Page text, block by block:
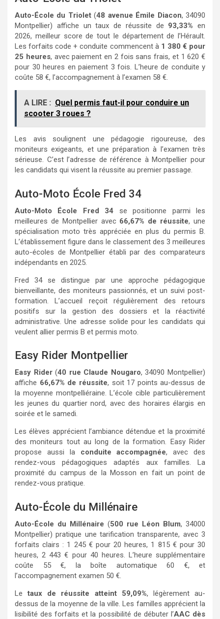
Auto-École du Triolet(48 avenue Émile Diacon, 34090
Montpellier) affiche un taux de réussite de 93,33% en
2026, meilleur score de tout le département de l’Hérault.
Les forfaits code + conduite commencent à 1 380 € pour
25 heures, avec paiement en 2 fois sans frais, et 1 620 €
pour 30 heures en paiement 3 fois. L’heure de conduite y
coûte 58 €, l’accompagnement à l’examen 58 €.
A LIRE : Quel permis faut-il pour conduire un
scooter 3 roues ?
Les avis soulignent une pédagogie rigoureuse, des
moniteurs exigeants, et une préparation à l’examen très
sérieuse. C’est l’adresse de référence à Montpellier pour
les candidats qui visent la réussite au premier passage.
Auto-Moto École Fred 34
Auto-Moto École Fred 34 se positionne parmi les
meilleures de Montpellier avec 66,67% de réussite, une
spécialisation moto très appréciée en plus du permis B.
L’établissement figure dans le classement des 3 meilleures
auto-écoles de Montpellier établi par des comparateurs
indépendants en 2025.
Fred 34 se distingue par une approche pédagogique
bienveillante, des moniteurs passionnés, et un suivi post-
formation. L’accueil reçoit régulièrement des retours
positifs sur la gestion des dossiers et la réactivité
administrative. Une adresse solide pour les candidats qui
veulent allier permis B et permis moto.
Easy Rider Montpellier
Easy Rider(40 rue Claude Nougaro, 34090 Montpellier)
affiche 66,67% de réussite, soit 17 points au-dessus de
la moyenne montpelliéraine. L’école cible particulièrement
les jeunes du quartier nord, avec des horaires élargis en
soirée et le samedi.
Les élèves apprécient l’ambiance détendue et la proximité
des moniteurs tout au long de la formation. Easy Rider
propose aussi la conduite accompagnée, avec des
rendez-vous pédagogiques adaptés aux familles. La
proximité du campus de la Mosson en fait un point de
rendez-vous pratique.
Auto-École du Millénaire
Auto-École du Millénaire (500 rue Léon Blum, 34000
Montpellier) pratique une tarification transparente, avec 3
forfaits clairs : 1 245 € pour 20 heures, 1 815 € pour 30
heures, 2 443 € pour 40 heures. L’heure supplémentaire
coûte 55 €, la boîte automatique 60 €, et
l’accompagnement examen 50 €.
Letaux de réussite atteint 59,09%, légèrement au-
dessus de la moyenne de la ville. Les familles apprécient la
lisibilité des forfaits et la possibilité de débuter l’AAC dès